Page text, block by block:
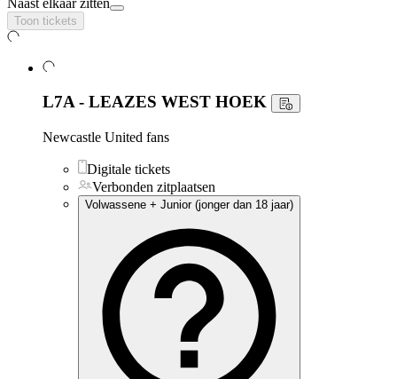
Toon tickets
L7A - LEAZES WEST HOEK
Newcastle United fans
Digitale tickets
Verbonden zitplaatsen
Volwassene + Junior (jonger dan 18 jaar)